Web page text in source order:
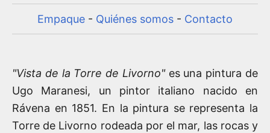
Empaque - Quiénes somos - Contacto
"Vista de la Torre de Livorno"es una pintura de
Ugo Maranesi, un pintor italiano nacido en
Rávena en 1851. En la pintura se representa la
Torre de Livorno rodeada por el mar, las rocas y